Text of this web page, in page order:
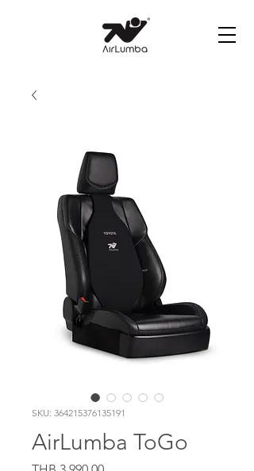
SKU: 364215376135191
AirLumba ToGo